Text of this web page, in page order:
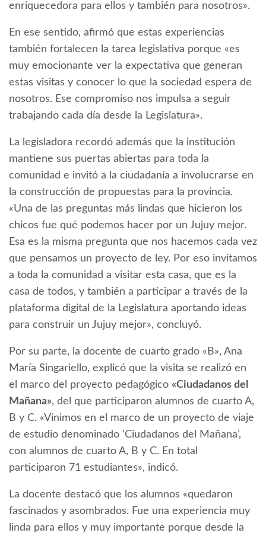
enriquecedora para ellos y también para nosotros».
En ese sentido, afirmó que estas experiencias
también fortalecen la tarea legislativa porque «es
muy emocionante ver la expectativa que generan
estas visitas y conocer lo que la sociedad espera de
nosotros. Ese compromiso nos impulsa a seguir
trabajando cada día desde la Legislatura».
La legisladora recordó además que la institución
mantiene sus puertas abiertas para toda la
comunidad e invitó a la ciudadanía a involucrarse en
la construcción de propuestas para la provincia.
«Una de las preguntas más lindas que hicieron los
chicos fue qué podemos hacer por un Jujuy mejor.
Esa es la misma pregunta que nos hacemos cada vez
que pensamos un proyecto de ley. Por eso invitamos
a toda la comunidad a visitar esta casa, que es la
casa de todos, y también a participar a través de la
plataforma digital de la Legislatura aportando ideas
para construir un Jujuy mejor», concluyó.
Por su parte, la docente de cuarto grado «B», Ana
María Singariello, explicó que la visita se realizó en
el marco del proyecto pedagógico «Ciudadanos del
Mañana», del que participaron alumnos de cuarto A,
B y C. «Vinimos en el marco de un proyecto de viaje
de estudio denominado ‘Ciudadanos del Mañana’,
con alumnos de cuarto A, B y C. En total
participaron 71 estudiantes», indicó.
La docente destacó que los alumnos «quedaron
fascinados y asombrados. Fue una experiencia muy
linda para ellos y muy importante porque desde la